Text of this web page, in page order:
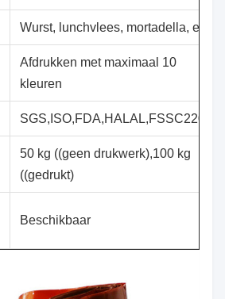
Wurst, lunchvlees, mortadella, enz.
Afdrukken met maximaal 10
kleuren
SGS,ISO,FDA,HALAL,FSSC22000
50 kg ((geen drukwerk),100 kg
((gedrukt)
Beschikbaar